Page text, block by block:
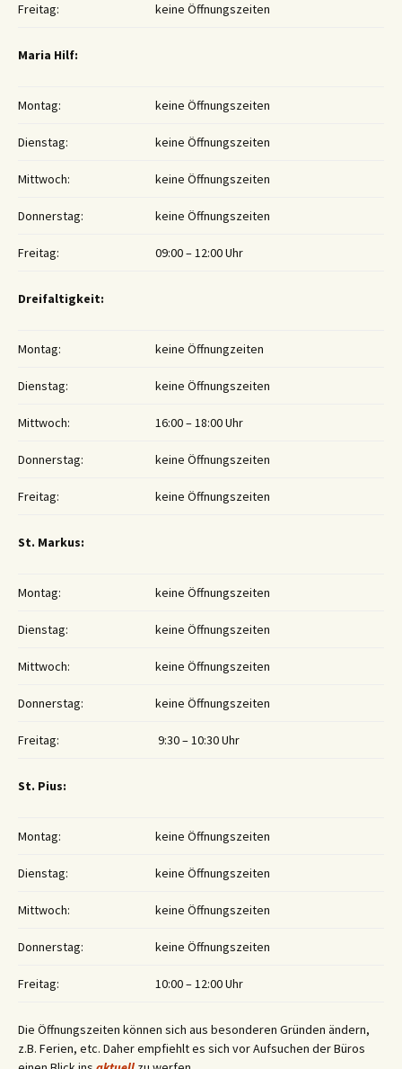
Freitag: keine Öffnungszeiten
Maria Hilf:
Montag: keine Öffnungszeiten
Dienstag: keine Öffnungszeiten
Mittwoch: keine Öffnungszeiten
Donnerstag: keine Öffnungszeiten
Freitag: 09:00 – 12:00 Uhr
Dreifaltigkeit:
Montag: keine Öffnungzeiten
Dienstag: keine Öffnungszeiten
Mittwoch: 16:00 – 18:00 Uhr
Donnerstag: keine Öffnungszeiten
Freitag: keine Öffnungszeiten
St. Markus:
Montag: keine Öffnungszeiten
Dienstag: keine Öffnungszeiten
Mittwoch: keine Öffnungszeiten
Donnerstag: keine Öffnungszeiten
Freitag: 9:30 – 10:30 Uhr
St. Pius:
Montag: keine Öffnungszeiten
Dienstag: keine Öffnungszeiten
Mittwoch: keine Öffnungszeiten
Donnerstag: keine Öffnungszeiten
Freitag: 10:00 – 12:00 Uhr
Die Öffnungszeiten können sich aus besonderen Gründen ändern,
z.B. Ferien, etc. Daher empfiehlt es sich vor Aufsuchen der Büros